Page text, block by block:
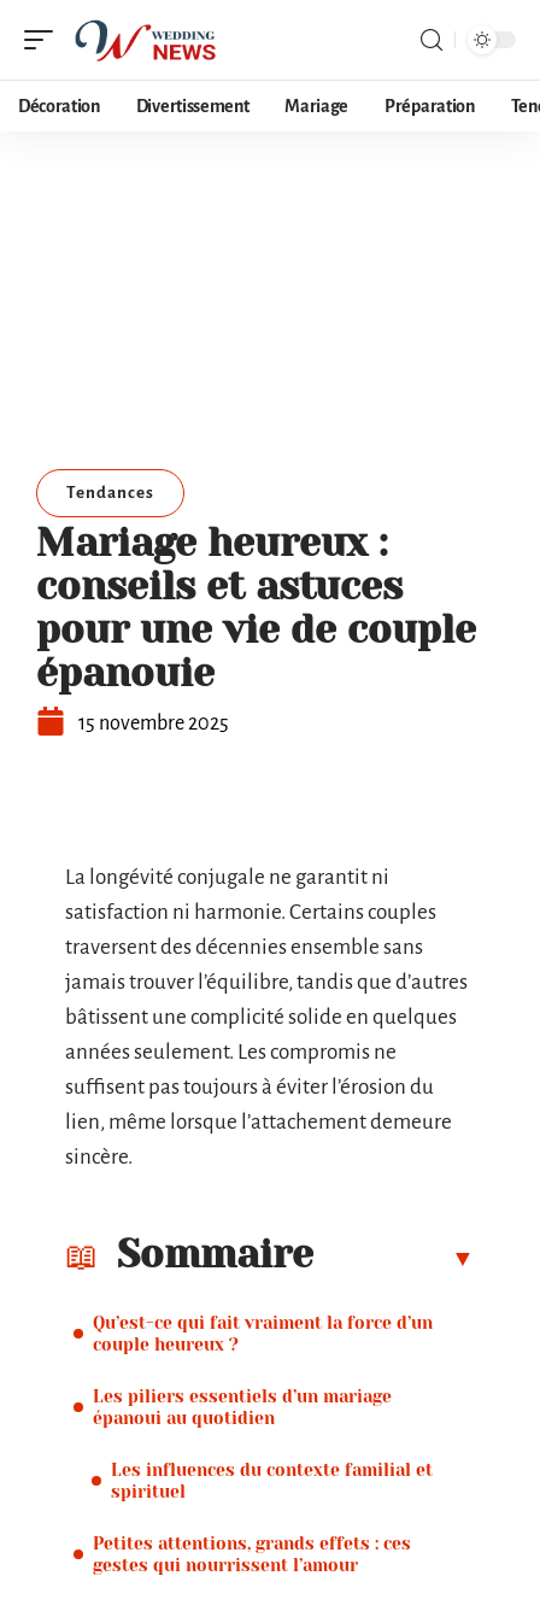
Décoration Divertissement Mariage Préparation
Tendances
Mariage heureux :
conseils et astuces
pour une vie de couple
épanouie
15 novembre 2025
La longévité conjugale ne garantit ni
satisfaction ni harmonie. Certains couples
traversent des décennies ensemble sans
jamais trouver l’équilibre, tandis que d’autres
bâtissent une complicité solide en quelques
années seulement. Les compromis ne
suffisent pas toujours à éviter l’érosion du
lien, même lorsque l’attachement demeure
sincère.
Sommaire
Qu’est-ce qui fait vraiment la force d’un
couple heureux ?
Les piliers essentiels d’un mariage
épanoui au quotidien
Les influences du contexte familial et
spirituel
Petites attentions, grands effets : ces
gestes qui nourrissent l’amour